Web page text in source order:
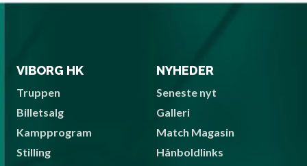
VIBORG HK
Truppen
Billetsalg
Kampprogram
Stilling
NYHEDER
Seneste nyt
Galleri
Match Magasin
Hånboldlinks